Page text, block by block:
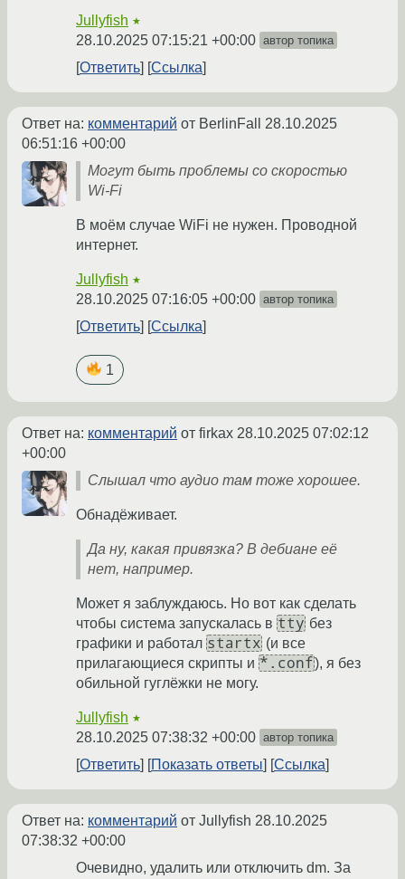
Jullyfish ★
28.10.2025 07:15:21 +00:00 автор топика
Ответить Ссылка
Ответ на: комментарий от BerlinFall 28.10.2025
06:51:16 +00:00
Могут быть проблемы со скоростью
Wi‐Fi
В моём случае WiFi не нужен. Проводной
интернет.
Jullyfish ★
28.10.2025 07:16:05 +00:00 автор топика
Ответить Ссылка
1
Ответ на: комментарий от firkax 28.10.2025 07:02:12
+00:00
Слышал что аудио там тоже хорошее.
Обнадёживает.
Да ну, какая привязка? В дебиане её
нет, например.
Может я заблуждаюсь. Но вот как сделать
чтобы система запускалась в tty без
графики и работал startx (и все
прилагающиеся скрипты и *.conf), я без
обильной гуглёжки не могу.
Jullyfish ★
28.10.2025 07:38:32 +00:00 автор топика
Ответить Показать ответы Ссылка
Ответ на: комментарий от Jullyfish 28.10.2025
07:38:32 +00:00
Очевидно, удалить или отключить dm. За